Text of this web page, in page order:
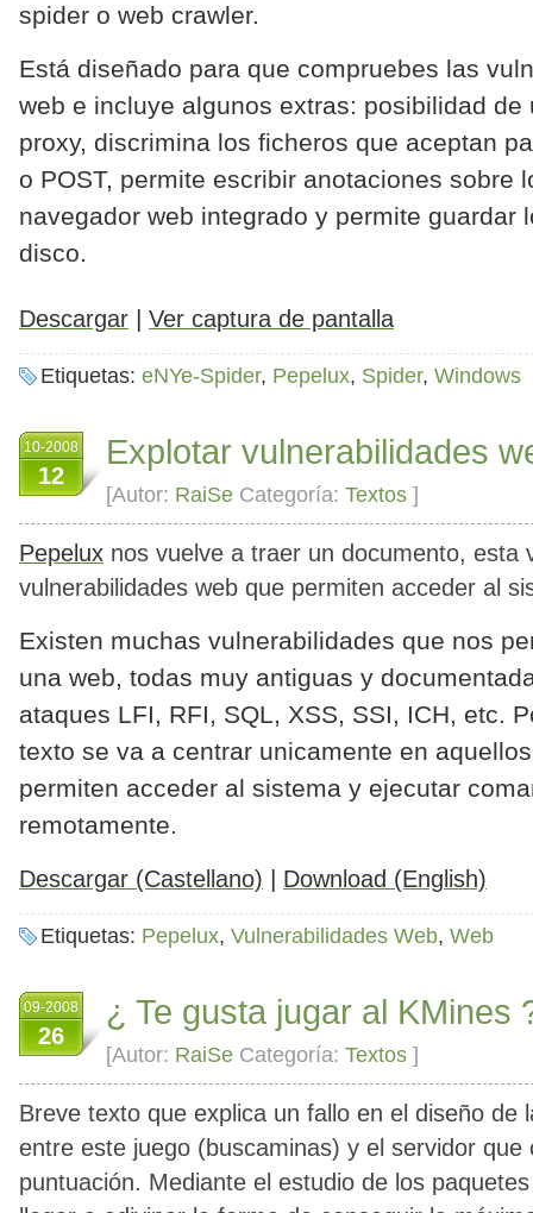
spider o web crawler.
Está diseñado para que compruebes las
web e incluye algunos extras: posibilidad de
proxy, discrimina los ficheros que aceptan
o POST, permite escribir anotaciones sobre
navegador web integrado y permite guardar
disco.
Descargar | Ver captura de pantalla
Etiquetas: eNYe-Spider, Pepelux, Spider, Windows
10-2008
12
Explotar vulnerabilidades
[Autor: RaiSe Categoría: Textos ]
Pepelux nos vuelve a traer un documento, esta
vulnerabilidades web que permiten acceder al
Existen muchas vulnerabilidades que nos
una web, todas muy antiguas y
ataques LFI, RFI, SQL, XSS, SSI, ICH, etc.
texto se va a centrar unicamente en
permiten acceder al sistema y ejecutar
remotamente.
Descargar (Castellano) | Download (English)
Etiquetas: Pepelux, Vulnerabilidades Web, Web
09-2008
26
¿ Te gusta jugar al KMines
[Autor: RaiSe Categoría: Textos ]
Breve texto que explica un fallo en el diseño de
entre este juego (buscaminas) y el servidor que
puntuación. Mediante el estudio de los